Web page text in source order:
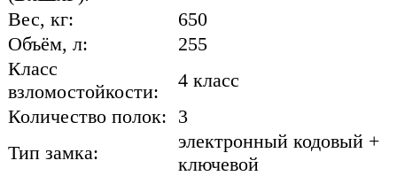
Вес, кг:
650
Объём, л:
255
Класс
взломостойкости:
4 класс
Количество полок: 3
Тип замка:
электронный кодовый +
ключевой